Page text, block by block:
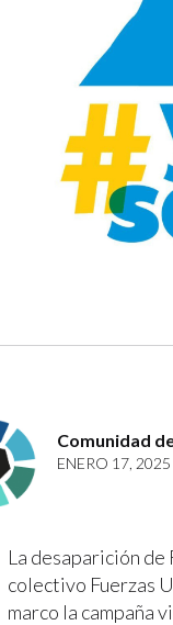
Comunidad
ENERO 17,
La desaparición de
colectivo Fuerzas
marco la campaña